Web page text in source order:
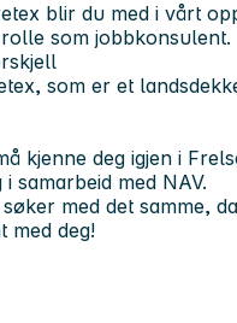
blir du med i vårt
som jobbkonsulent.
som er et
kjenne deg igjen i
samarbeid med NAV.
med det samme,
med deg!